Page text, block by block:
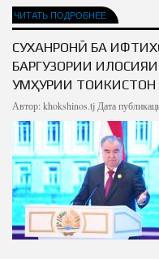
ЧИТАТЬ ПОДРОБНЕЕ
СУХАНРОНӢ БА
БАРГУЗОРИИ
ҶУМҲУРИИ ТОҶИКИСТОН
Автор: khokshinos.tj Дата